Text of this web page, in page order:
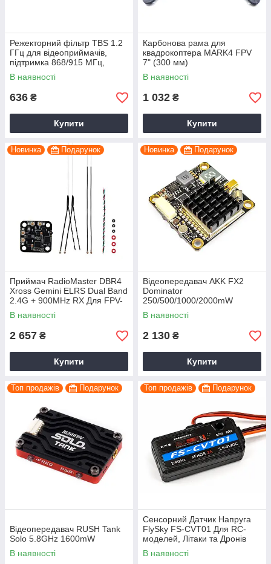
Режекторний фільтр TBS 1.2
ГГц для відеоприймачів,
підтримка 868/915 МГц,
далекобійний зв'язок FPV
В наявності
636 ₴
Купити
Карбонова рама для
квадрокоптера MARK4 FPV
7" (300 мм)
В наявності
1 032 ₴
Купити
Новинка Подарунок
Приймач RadioMaster DBR4
Xross Gemini ELRS Dual Band
2.4G + 900MHz RX Для FPV-
Дронів
В наявності
2 657 ₴
Купити
Новинка Подарунок
Відеопередавач AKK FX2
Dominator
250/500/1000/2000mW
5.8GHz ; Відеопередавач
FPV; Відеопередавач 2 Вт
В наявності
2 130 ₴
Купити
Топ продажів Подарунок
Відеопередавач RUSH Tank
Solo 5.8GHz 1600mW
В наявності
Топ продажів Подарунок
Сенсорний Датчик Напруга
FlySky FS-CVT01 Для RC-
моделей, Літаки та Дронів
В наявності